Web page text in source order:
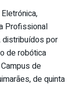
Profissional
distribuídos por
de robótica
de
de quinta